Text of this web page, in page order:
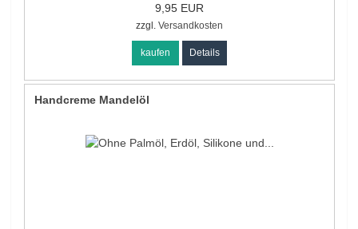
9,95 EUR
zzgl. Versandkosten
kaufen Details
Handcreme Mandelöl